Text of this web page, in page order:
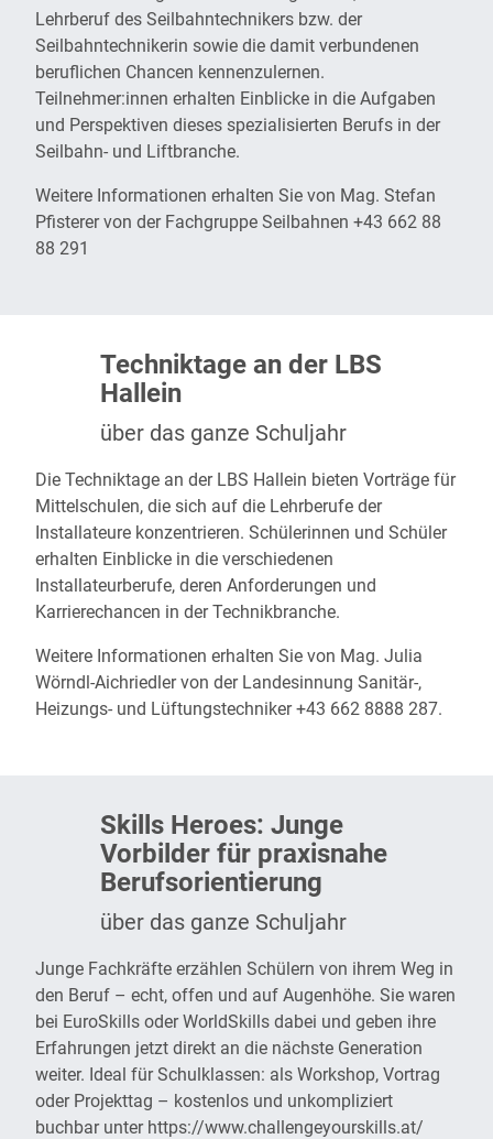
Lehrberuf des Seilbahntechnikers bzw. der
Seilbahntechnikerin sowie die damit verbundenen
beruflichen Chancen kennenzulernen.
Teilnehmer:innen erhalten Einblicke in die Aufgaben
und Perspektiven dieses spezialisierten Berufs in der
Seilbahn- und Liftbranche.
Weitere Informationen erhalten Sie von Mag. Stefan
Pfisterer von der Fachgruppe Seilbahnen +43 662 88
88 291
Techniktage an der LBS
Hallein
über das ganze Schuljahr
Die Techniktage an der LBS Hallein bieten Vorträge für
Mittelschulen, die sich auf die Lehrberufe der
Installateure konzentrieren. Schülerinnen und Schüler
erhalten Einblicke in die verschiedenen
Installateurberufe, deren Anforderungen und
Karrierechancen in der Technikbranche.
Weitere Informationen erhalten Sie von Mag. Julia
Wörndl-Aichriedler von der Landesinnung Sanitär-,
Heizungs- und Lüftungstechniker +43 662 8888 287.
Skills Heroes: Junge
Vorbilder für praxisnahe
Berufsorientierung
über das ganze Schuljahr
Junge Fachkräfte erzählen Schülern von ihrem Weg in
den Beruf – echt, offen und auf Augenhöhe. Sie waren
bei EuroSkills oder WorldSkills dabei und geben ihre
Erfahrungen jetzt direkt an die nächste Generation
weiter. Ideal für Schulklassen: als Workshop, Vortrag
oder Projekttag – kostenlos und unkompliziert
buchbar unter https://www.challengeyourskills.at/